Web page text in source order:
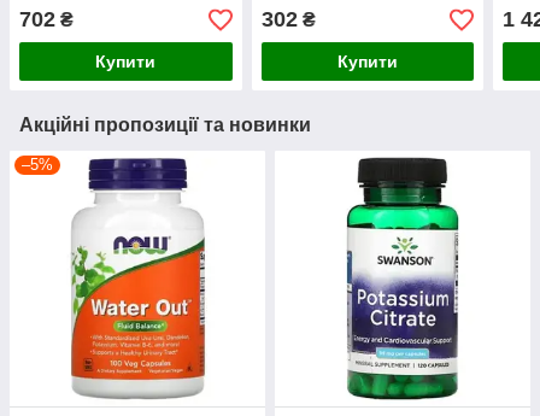
702 ₴
Купити
302₴
Купити
1
Акційні пропозиції та новинки
–5%